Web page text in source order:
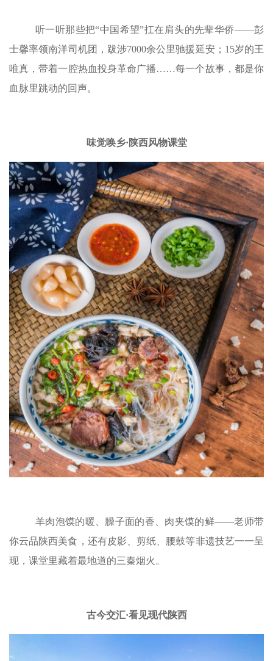
听一听那些把“中国希望”扛在肩头的先辈华侨——彭
士馨率领南洋司机团，跋涉7000余公里驰援延安；15岁的王
唯真，带着一腔热血投身革命广播……每一个故事，都是你
血脉里跳动的回声。
味觉唤乡·陕西风物课堂
羊肉泡馍的暖、臊子面的香、肉夹馍的鲜——老师带
你云品陕西美食，还有皮影、剪纸、腰鼓等非遗技艺一一呈
现，课堂里藏着最地道的三秦烟火。
古今交汇·看见现代陕西